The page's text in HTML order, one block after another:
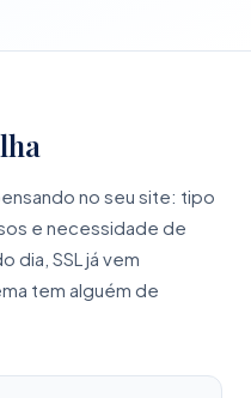
no seu site: tipo
e necessidade de
dia, SSL já vem
tem alguém de